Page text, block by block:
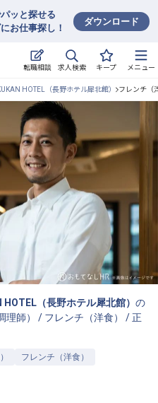
ッと探せる
お仕事探し！
ダウンロード
転職相談 求人検索 キープ メニュー
す
説明会
ついて
界情報コラム
HOTEL（長野ホテル犀北館） フレンチ（
HOTEL（長野ホテル犀北館） の
理師） / フレンチ（洋食） /正
フレンチ（洋食）